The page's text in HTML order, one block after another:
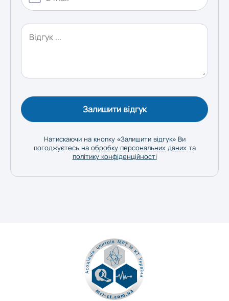
Ужгород
Хмельницький
Залишити відгук
Натискаючи на кнопку «Залишити відгук» Ви
погоджуєтесь на обробку персональних данихта
політику конфіденційності